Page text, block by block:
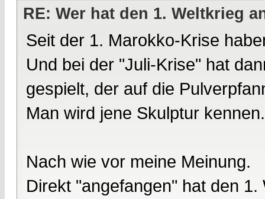
RE: Wer hat den 1. Weltkrieg
Seit der 1. Marokko-Krise
Und bei der "Juli-Krise" hat
gespielt, der auf die
Man wird jene Skulptur kennen.
Nach wie vor meine Meinung.
Direkt "angefangen" hat den